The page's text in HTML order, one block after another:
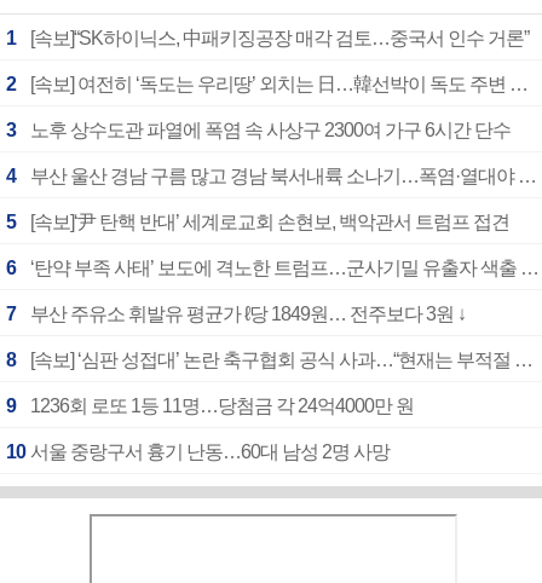
1 [속보]“SK하이닉스, 中패키징공장 매각 검토…중국서 인수 거론”
2 [속보] 여전히 ‘독도는 우리땅’ 외치는 日…韓선박이 독도 주변 해양조사 활동하자 반발
3 노후 상수도관 파열에 폭염 속 사상구 2300여 가구 6시간 단수
4 부산 울산 경남 구름 많고 경남 북서내륙 소나기…폭염·열대야 계속
5 [속보]‘尹 탄핵 반대’ 세계로교회 손현보, 백악관서 트럼프 접견
6 ‘탄약 부족 사태’ 보도에 격노한 트럼프…군사기밀 유출자 색출 지시
7 부산 주유소 휘발유 평균가 ℓ당 1849원… 전주보다 3원 ↓
8 [속보] ‘심판 성접대’ 논란 축구협회 공식 사과…“현재는 부적절 행위 없어”
9 1236회 로또 1등 11명…당첨금 각 24억4000만 원
10 서울 중랑구서 흉기 난동…60대 남성 2명 사망